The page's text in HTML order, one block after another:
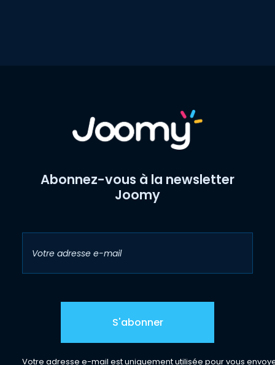
Abonnez-vous à la newsletter
Joomy
Votre adresse e-mail est uniquement utilisée pour vous